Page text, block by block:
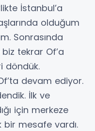
İstanbul’a
olduğum
Sonrasında
tekrar Of’a
döndük.
devam ediyor.
İlk ve
için merkeze
bir mesafe vardı.